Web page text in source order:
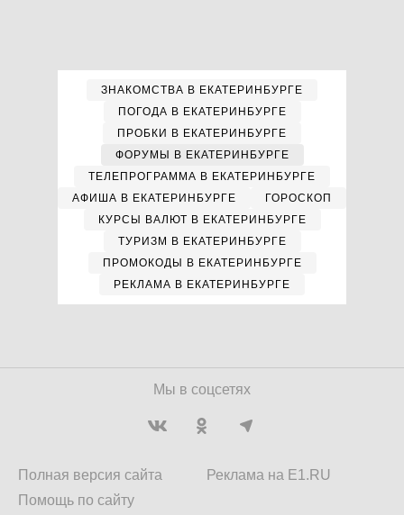
ЗНАКОМСТВА В ЕКАТЕРИНБУРГЕ
ПОГОДА В ЕКАТЕРИНБУРГЕ
ПРОБКИ В ЕКАТЕРИНБУРГЕ
ФОРУМЫ В ЕКАТЕРИНБУРГЕ
ТЕЛЕПРОГРАММА В ЕКАТЕРИНБУРГЕ
АФИША В ЕКАТЕРИНБУРГЕ
ГОРОСКОП
КУРСЫ ВАЛЮТ В ЕКАТЕРИНБУРГЕ
ТУРИЗМ В ЕКАТЕРИНБУРГЕ
ПРОМОКОДЫ В ЕКАТЕРИНБУРГЕ
РЕКЛАМА В ЕКАТЕРИНБУРГЕ
Мы в соцсетях
Полная версия сайта
Помощь по сайту
Реклама на E1.RU